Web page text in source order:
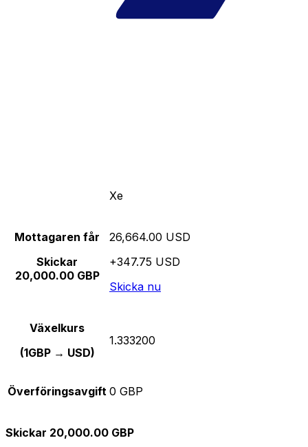
Xe
Mottagaren får
Skickar
20,000.00 GBP
26,664.00 USD
+347.75 USD
Skicka nu
Växelkurs
(1GBP → USD)
1.333200
Överföringsavgift 0 GBP
Skickar 20,000.00 GBP